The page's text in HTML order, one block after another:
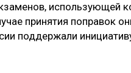
использующей
принятия поправок
поддержали